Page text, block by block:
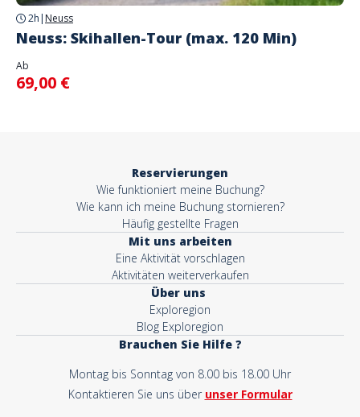
2h | Neuss
Neuss: Skihallen-Tour (max. 120 Min)
Ab
69,00 €
Reservierungen
Wie funktioniert meine Buchung?
Wie kann ich meine Buchung stornieren?
Häufig gestellte Fragen
Mit uns arbeiten
Eine Aktivität vorschlagen
Aktivitäten weiterverkaufen
Über uns
Exploregion
Blog Exploregion
Brauchen Sie Hilfe ?
Montag bis Sonntag von 8.00 bis 18.00 Uhr
Kontaktieren Sie uns über unser Formular